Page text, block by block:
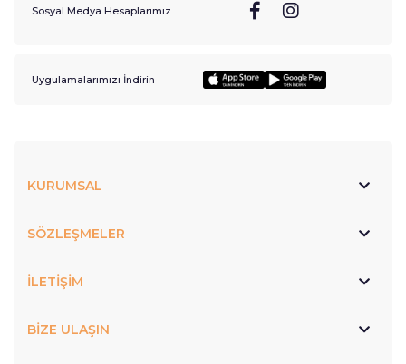
Sosyal Medya Hesaplarımız
Uygulamalarımızı İndirin
KURUMSAL
SÖZLEŞMELER
İLETİŞİM
BİZE ULAŞIN